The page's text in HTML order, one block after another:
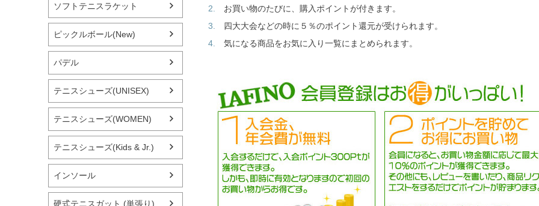
ソフトテニスラケット
ピックルボール(New)
パデル
テニスシューズ(UNISEX)
テニスシューズ(WOMEN)
テニスシューズ(Kids & Jr.)
インソール
硬式テニスガット (単張り)
お買い物のたびに、購入ポイントが付きます。
四大大会などの時に５％のポイント還元が受けられます。
気になる商品をお気に入り一覧にまとめられます。